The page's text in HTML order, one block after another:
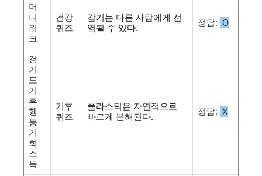
머
니
워
크
건강
퀴즈
감기는 다른 사람에게 전
염될 수 있다.
정답: O
경
기
도
기
후
행
동
기
회
소
득
기후
퀴즈
플라스틱은 자연적으로
빠르게 분해된다.
정답: X